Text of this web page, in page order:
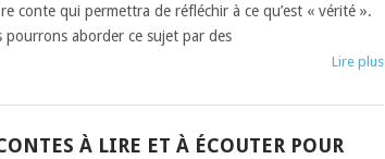
conte qui permettra de réfléchir à ce qu’est « vérité ».
pourrons aborder ce sujet par des
Lire plus
À LIRE ET À ÉCOUTER POUR